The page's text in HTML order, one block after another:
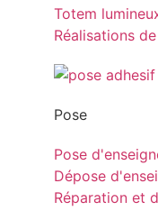
Totem
Réalisations
Pose
Pose
Dépose
Réparation et